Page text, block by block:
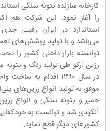
کارخانه سازنده بتونه سنگی
را آغاز نمود. این شرکت هم
استاندارد در ایران رقیبی
می‌باشد و با تولید پوشش‌های
توانسته بازار داخلی کشور را
رزین آرکو طی تولید رنگ و
در سال ۱۳۹۰ اقدام به
موفق به تولید انواع رزین‌های
خمیر و بتونه سنگی و انواع
آلکیدی شد و توانست به
کشورهای دیگر قطع نماید.